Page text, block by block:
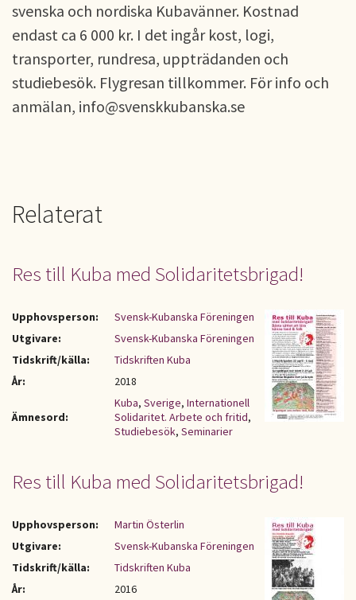
svenska och nordiska Kubavänner. Kostnad
endast ca 6 000 kr. I det ingår kost, logi,
transporter, rundresa, uppträdanden och
studiebesök. Flygresan tillkommer. För info och
anmälan, info@svenskkubanska.se
Relaterat
Res till Kuba med Solidaritetsbrigad!
Upphovsperson:
Svensk-Kubanska Föreningen
Utgivare:
Svensk-Kubanska Föreningen
Tidskrift/källa:
Tidskriften Kuba
År:
2018
Ämnesord:
Kuba, Sverige, Internationell
Solidaritet. Arbete och fritid,
Studiebesök, Seminarier
Res till Kuba med Solidaritetsbrigad!
Upphovsperson:
Martin Österlin
Utgivare:
Svensk-Kubanska Föreningen
Tidskrift/källa:
Tidskriften Kuba
År:
2016